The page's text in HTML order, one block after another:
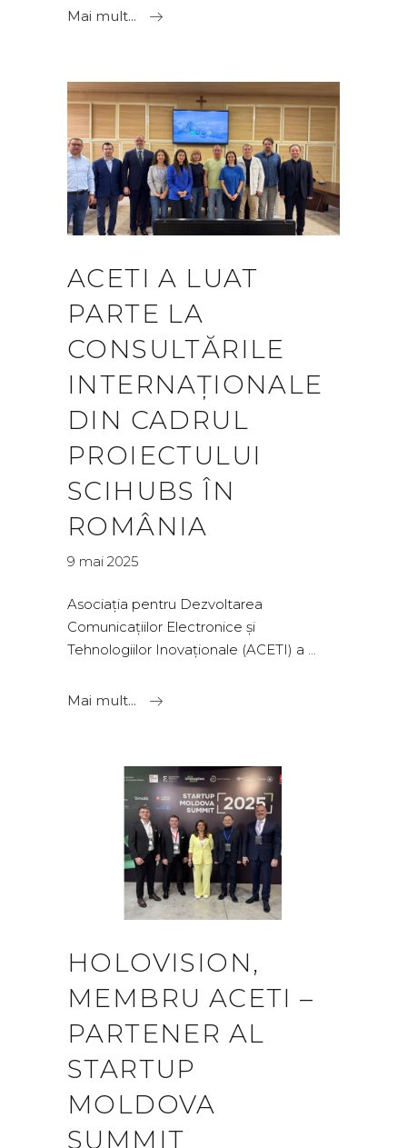
Mai mult...
ACETI A LUAT
PARTE LA
CONSULTĂRILE
INTERNAȚIONALE
DIN CADRUL
PROIECTULUI
SCIHUBS ÎN
ROMÂNIA
9 mai 2025
Asociația pentru Dezvoltarea
Comunicațiilor Electronice și
Tehnologiilor Inovaționale (ACETI) a
Mai mult...
HOLOVISION,
MEMBRU ACETI –
PARTENER AL
STARTUP
MOLDOVA
SUMMIT